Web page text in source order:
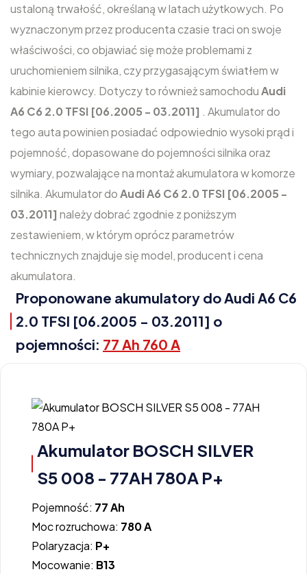
ustaloną trwałość, określaną w latach użytkowych. Po
wyznaczonym przez producenta czasie traci on swoje
właściwości, co objawiać się może problemami z
uruchomieniem silnika, czy przygasającym światłem w
kabinie kierowcy. Dotyczy to również samochoduAudi
A6 C6 2.0 TFSI [06.2005 - 03.2011] . Akumulator do
tego auta powinien posiadać odpowiednio wysoki prąd i
pojemność, dopasowane do pojemności silnika oraz
wymiary, pozwalające na montaż akumulatora w komorze
silnika. Akumulator doAudi A6 C6 2.0 TFSI [06.2005 -
03.2011] należy dobrać zgodnie z poniższym
zestawieniem, w którym oprócz parametrów
technicznych znajduje się model, producent i cena
akumulatora.
Proponowane akumulatory do Audi A6 C6
2.0 TFSI [06.2005 - 03.2011] o
pojemności: 77 Ah 760 A
Akumulator BOSCH SILVER
S5 008 - 77AH 780A P+
Pojemność: 77 Ah
Moc rozruchowa: 780 A
Polaryzacja: P+
Mocowanie: B13